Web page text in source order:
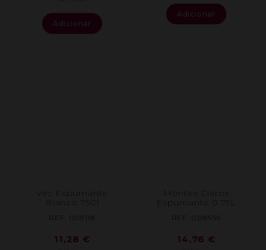
Adicionar
Adicionar
Vez Espumante
Branco 75Cl
REF: 009118
11,28 €
Montes Claros
Espumante 0.75L
REF: 008959
14,76 €